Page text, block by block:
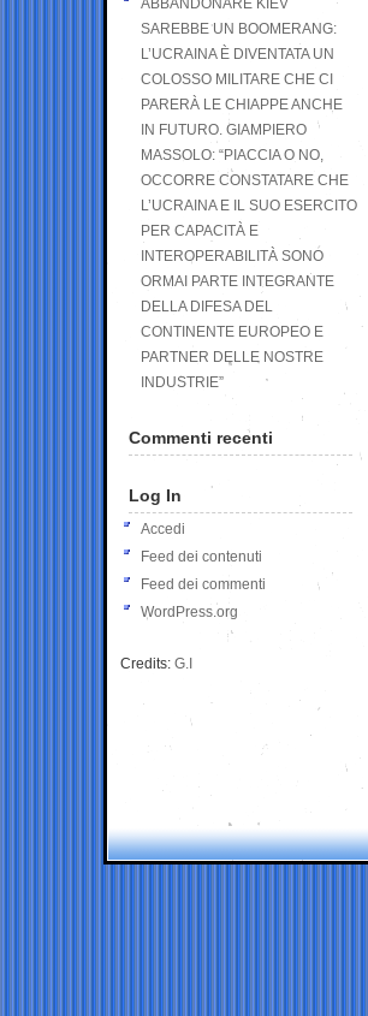
ABBANDONARE KIEV
SAREBBE UN BOOMERANG:
L’UCRAINA È DIVENTATA UN
COLOSSO MILITARE CHE CI
PARERÀ LE CHIAPPE ANCHE
IN FUTURO. GIAMPIERO
MASSOLO: “PIACCIA O NO,
OCCORRE CONSTATARE CHE
L’UCRAINA E IL SUO ESERCITO
PER CAPACITÀ E
INTEROPERABILITÀ SONO
ORMAI PARTE INTEGRANTE
DELLA DIFESA DEL
CONTINENTE EUROPEO E
PARTNER DELLE NOSTRE
INDUSTRIE”
Commenti recenti
Log In
Accedi
Feed dei contenuti
Feed dei commenti
WordPress.org
Credits: G.I